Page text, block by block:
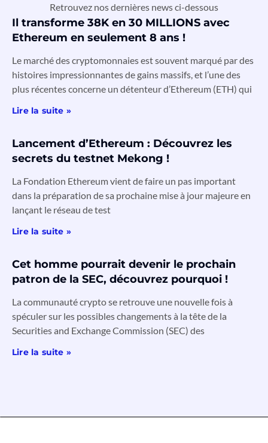
Retrouvez nos dernières news ci-dessous
Il transforme 38K en 30 MILLIONS avec
Ethereum en seulement 8 ans !
Le marché des cryptomonnaies est souvent marqué par des
histoires impressionnantes de gains massifs, et l’une des
plus récentes concerne un détenteur d’Ethereum (ETH) qui
Lire la suite »
Lancement d’Ethereum : Découvrez les
secrets du testnet Mekong !
La Fondation Ethereum vient de faire un pas important
dans la préparation de sa prochaine mise à jour majeure en
lançant le réseau de test
Lire la suite »
Cet homme pourrait devenir le prochain
patron de la SEC, découvrez pourquoi !
La communauté crypto se retrouve une nouvelle fois à
spéculer sur les possibles changements à la tête de la
Securities and Exchange Commission (SEC) des
Lire la suite »